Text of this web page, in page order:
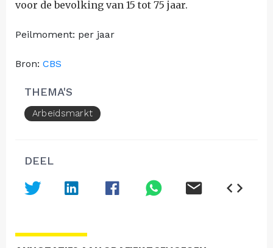
voor de bevolking van 15 tot 75 jaar.
Peilmoment: per jaar
Bron: CBS
THEMA'S
Arbeidsmarkt
DEEL